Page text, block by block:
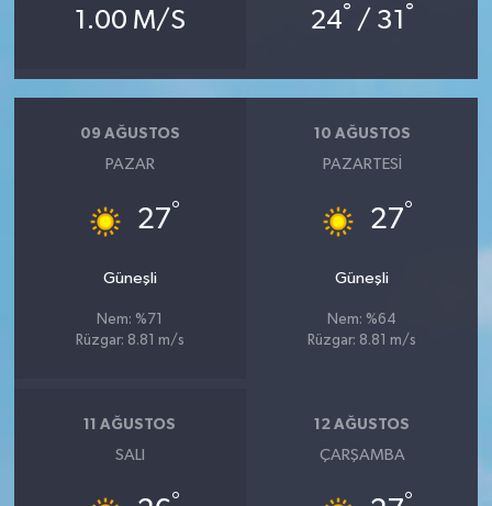
1.00 M/S 24° / 31 °
09 AĞUSTOS
PAZAR
27°
Güneşli
Nem: %71
Rüzgar: 8.81 m/s
10 AĞUSTOS
PAZARTESI
27°
Güneşli
Nem: %64
Rüzgar: 8.81 m/s
11 AĞUSTOS
SALI
°
12 AĞUSTOS
ÇARŞAMBA
°